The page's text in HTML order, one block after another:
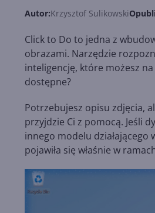
Autor:Krzysztof Sulikowski
Click to Do to jedna z
obrazami. Narzędzie
inteligencję, które możesz
dostępne?
Potrzebujesz opisu zdjęcia,
przyjdzie Ci z pomocą. Jeśli
innego modelu
pojawiła się właśnie w